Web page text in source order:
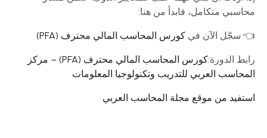
محاسبي متكامل، فابدأ من هنا:
👈 سجّل الآن في كورس المحاسب المالي محترف (PFA)
رابط الدورة:
كورس المحاسب المالي محترف (PFA) – مركز
المحاسب العربي للتدريب وتكنولوجيا المعلومات
استفيد من موقع مجلة المحاسب العربي